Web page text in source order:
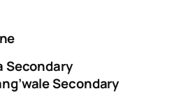
Secondary
Secondary